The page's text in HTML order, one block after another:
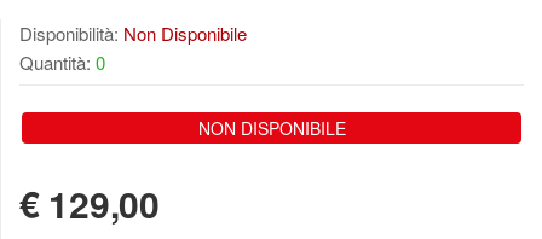
Disponibilità: Non Disponibile
Quantità: 0
NON DISPONIBILE
€ 129,00